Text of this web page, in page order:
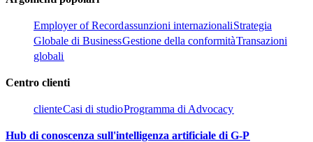
Employer of Record​​assunzioni internazionali​​Strategia
Globale di Business​​Gestione della conformità​​Transazioni
globali​​
Centro clienti​​
cliente​​Casi di studio​​Programma di Advocacy​​
Hub di conoscenza sull'intelligenza artificiale di G-P​​